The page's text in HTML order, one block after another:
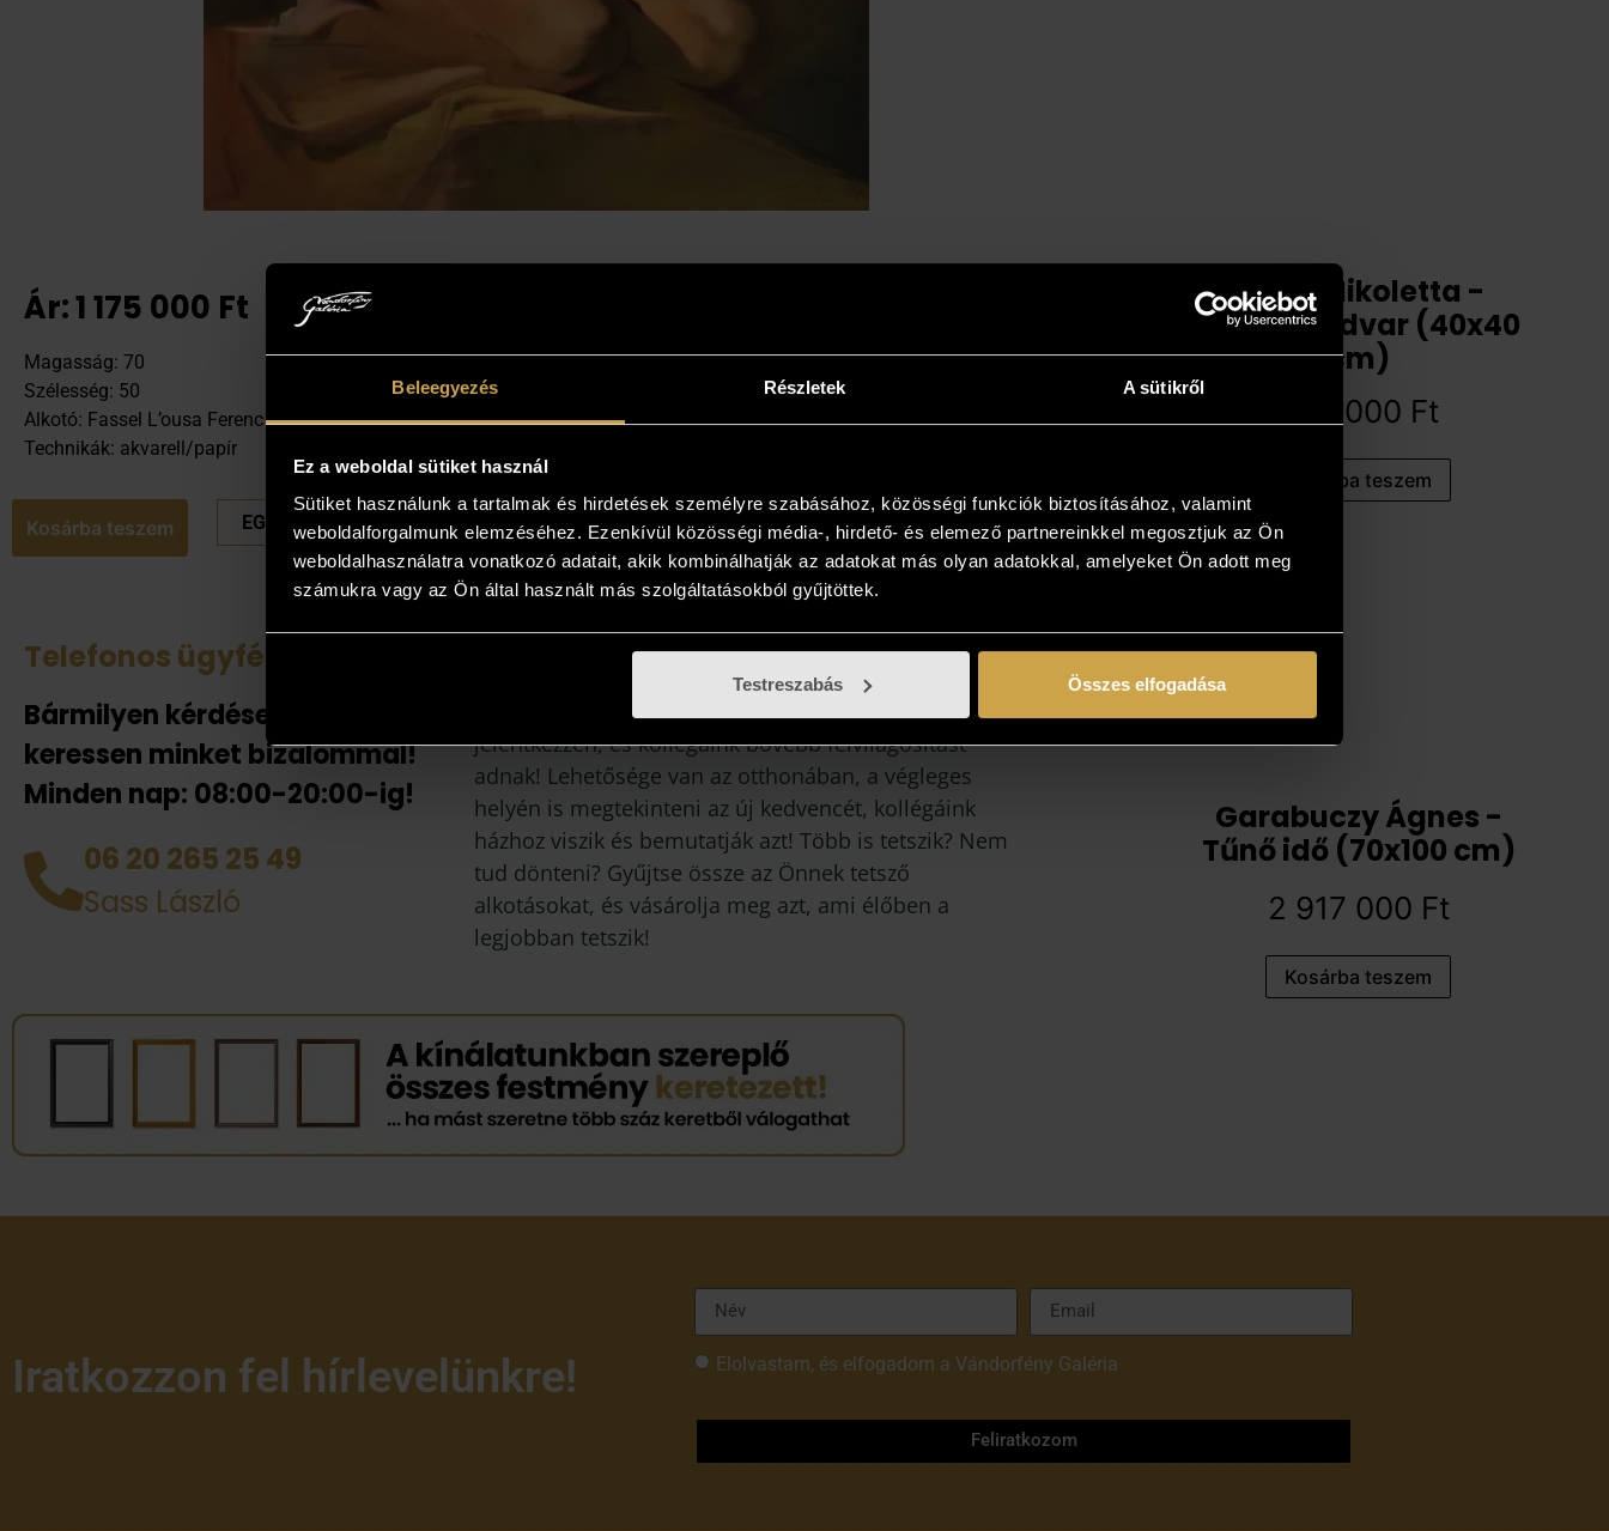
Beleegyezés Részletek A sütikről
Ez a weboldal sütiket használ
Sütiket használunk a tartalmak és hirdetések személyre szabásához, közösségi funkciók biztosításához, valamint
weboldalforgalmunk elemzéséhez. Ezenkívül közösségi média-, hirdető- és elemező partnereinkkel megosztjuk az Ön
weboldalhasználatra vonatkozó adatait, akik kombinálhatják az adatokat más olyan adatokkal, amelyeket Ön adott meg
számukra vagy az Ön által használt más szolgáltatásokból gyűjtöttek.
Testreszabás Összes elfogadása
Ár:1 175 000 Ft
Magasság: 70
Szélesség: 50
Alkotó: Fassel L’ousa Ferenc
Technikák: akvarell/papír
Kosárba teszem EGYEDI ÁRAT KÉREK
Telefonos ügyfélszolgálat
Bármilyen kérdése van
keressen minket bizalommal!
Minden nap: 08:00-20:00-ig!
06 20 265 25 49
Sass László
Tekintse meg az otthonában!
Amennyiben a műalkotás elnyerte tetszését
jelentkezzen, és kollégáink bővebb felvilágosítást
adnak! Lehetősége van az otthonában, a végleges
helyén is megtekinteni az új kedvencét, kollégáink
házhoz viszik és bemutatják azt! Több is tetszik? Nem
tud dönteni? Gyűjtse össze az Önnek tetsző
alkotásokat, és vásárolja meg azt, ami élőben a
legjobban tetszik!
Király Nikoletta -
Óvárosi udvar (40x40
cm)
258 000 Ft
Kosárba teszem
Garabuczy Ágnes -
Tűnő idő (70x100 cm)
2 917 000 Ft
Kosárba teszem
Iratkozzon fel hírlevelünkre! Elolvastam, és elfogadom a Vándorfény Galéria
Feliratkozom